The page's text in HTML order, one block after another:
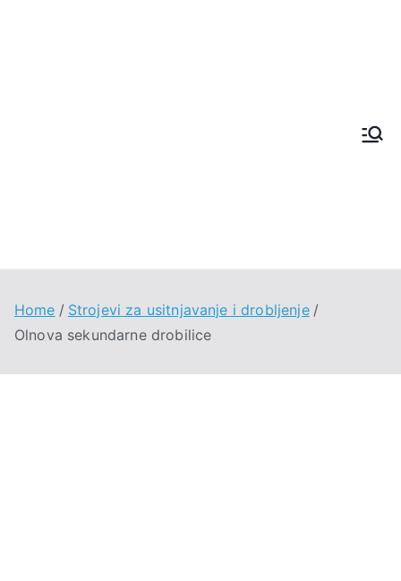
Techno
e
Home
Strojevi za usitnjavanje i drobljenje
Olnova sekundarne drobilice